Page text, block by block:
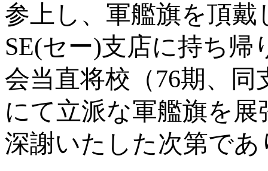
参上し、軍艦旗を頂
SE(セー)支店に持ち帰
会当直将校（76期、同
にて立派な軍艦旗を
深謝いたした次第であ